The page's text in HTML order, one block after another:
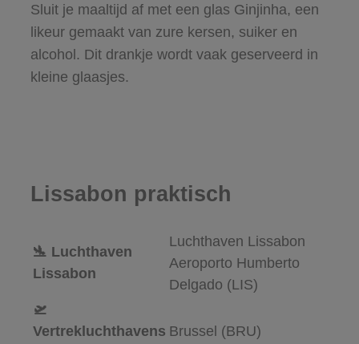
Sluit je maaltijd af met een glas Ginjinha, een
likeur gemaakt van zure kersen, suiker en
alcohol. Dit drankje wordt vaak geserveerd in
kleine glaasjes.
Lissabon praktisch
🛬 Luchthaven
Lissabon
Luchthaven Lissabon
Aeroporto Humberto
Delgado (LIS)
🛫
Vertrekluchthavens Brussel (BRU)